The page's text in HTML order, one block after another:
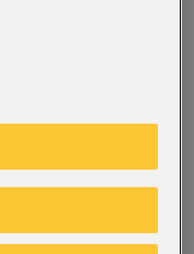
für
Gestaltung der
ebenso dazu
Winter. Die
sind Teil des